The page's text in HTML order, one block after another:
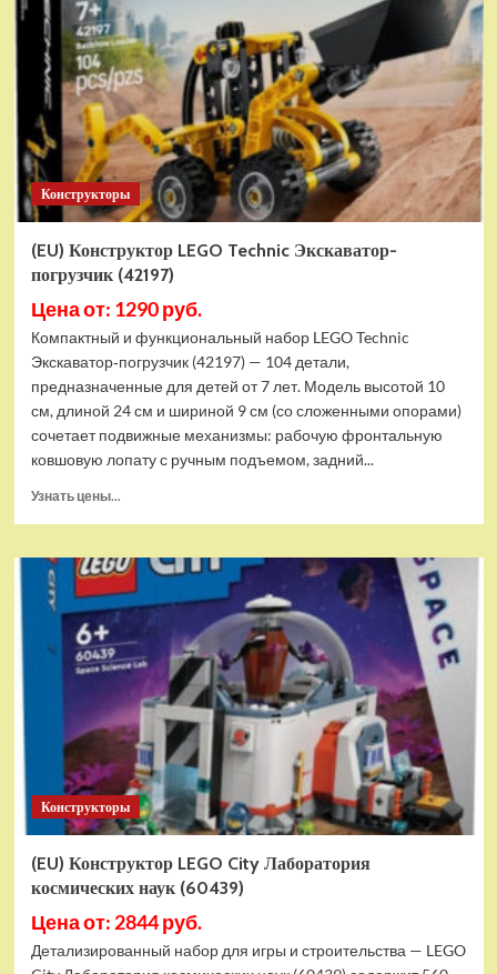
ИГРАЕМ
ВМЕСТЕ
в
кор.2*192шт
ZY501598-
R4
Конструкторы
(EU) Конструктор LEGO Technic Экскаватор-
погрузчик (42197)
Цена от: 1290 руб.
Компактный и функциональный набор LEGO Technic
Экскаватор‑погрузчик (42197) — 104 детали,
предназначенные для детей от 7 лет. Модель высотой 10
см, длиной 24 см и шириной 9 см (со сложенными опорами)
сочетает подвижные механизмы: рабочую фронтальную
ковшовую лопату с ручным подъемом, задний...
Узнать цены...
(EU)
Конструктор
LEGO
Technic
Экскаватор-
погрузчик
(42197)
Конструкторы
(EU) Конструктор LEGO City Лаборатория
космических наук (60439)
Цена от: 2844 руб.
Детализированный набор для игры и строительства — LEGO